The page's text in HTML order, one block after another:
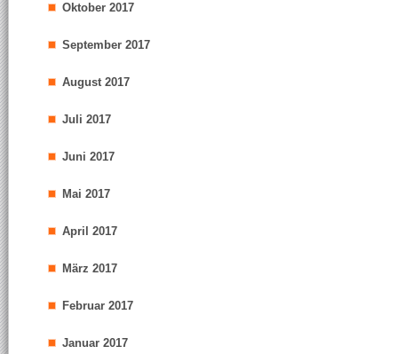
Oktober 2017
September 2017
August 2017
Juli 2017
Juni 2017
Mai 2017
April 2017
März 2017
Februar 2017
Januar 2017